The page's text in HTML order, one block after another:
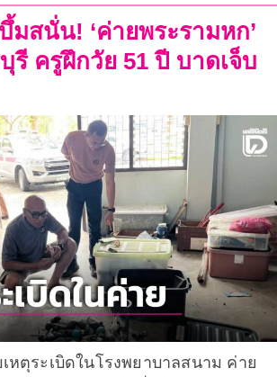
มสนั่น! ‘ค่ายพระรามหก’
รี ครูฝึกวัย 51 ปี บาดเจ็บ
เหตุระเบิดในโรงพยาบาลสนาม ค่าย